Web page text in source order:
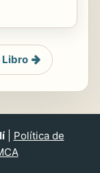
Libro
| Política de